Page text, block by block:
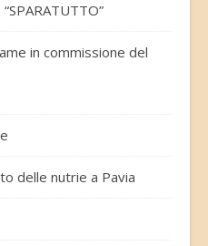
in commissione del
delle nutrie a Pavia